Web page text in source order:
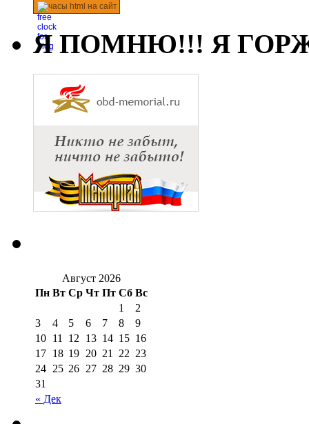
часы html на сайт
Я ПОМНЮ!!! Я
Август 2026
Пн Вт Ср Чт Пт Сб Вс
« Дек
1
2
3
4 5 6 7 8
9
10 11 12 13 14 15 16
17 18 19 20 21 22 23
24 25 26 27 28 29 30
31